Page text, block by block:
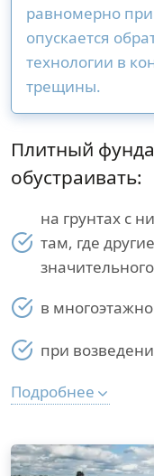
равномерно
опускается
технологии в
трещины.
Плитный
обустраивать:
на грунтах с
там, где
в
при
Подробнее